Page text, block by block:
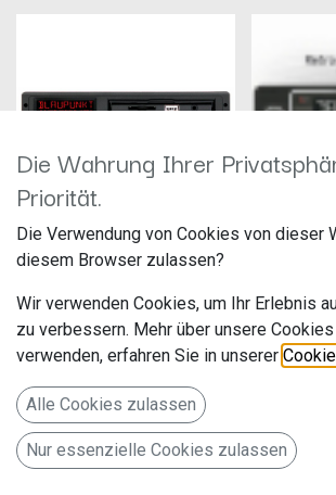
Blaupunkt Bremen SQR 46DAB
SQR46DAB
Evo-Sales GmbH, Hastenbecker
Weg 33, 31785 Hameln,
ticket@bpautomotive.de
A Legend returns! Das neu
aufgelegte Kult-Autoradio
„Bremen SQR 46“ mit vielen
neuen Features!
449,00€
GmbH
1-DIN Dietz
BT, MP3,
chrom
Die Wahrung Ihrer
Priorität.
Die Verwendung von Cookies von dieser
diesem Browser zulassen?
Wir verwenden Cookies, um Ihr Erlebnis
zu verbessern. Mehr über unsere
verwenden, erfahren Sie in unserer
Alle Cookies zulassen
Nur essenzielle Cookies zulassen